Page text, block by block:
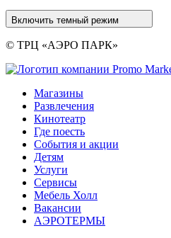
Включить темный режим
© ТРЦ «АЭРО ПАРК»
Магазины
Развлечения
Кинотеатр
Где поесть
События и акции
Детям
Услуги
Сервисы
Мебель Холл
Вакансии
АЭРОТЕРМЫ